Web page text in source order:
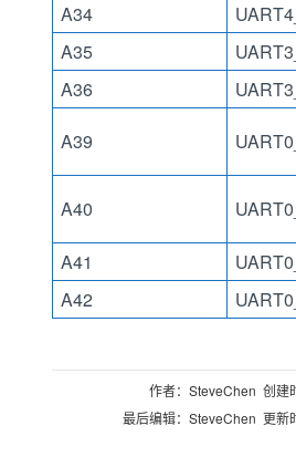
A34
A35
A36
A39
A40
A41
A42
作者：SteveChen 创建
最后编辑：SteveChen 更新